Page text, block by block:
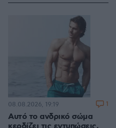
Αυτό το ανδρικό σώμα
08.08.2026, 19:19 1